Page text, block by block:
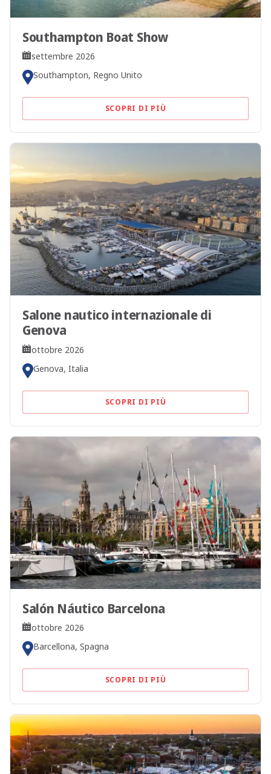
Southampton Boat Show
settembre 2026
Southampton, Regno Unito
SCOPRI DI PIÙ
Salone nautico internazionale di
Genova
ottobre 2026
Genova, Italia
SCOPRI DI PIÙ
Salón Náutico Barcelona
ottobre 2026
Barcellona, Spagna
SCOPRI DI PIÙ